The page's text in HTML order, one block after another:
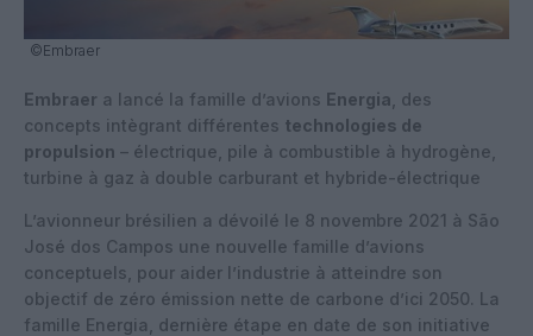
©Embraer
Embraer a lancé la famille d’avions Energia , des
concepts intègrant différentes technologies de
propulsion – électrique, pile à combustible à hydrogène,
turbine à gaz à double carburant et hybride-électrique
L’avionneur brésilien a dévoilé le 8 novembre 2021 à São
José dos Campos une nouvelle famille d’avions
conceptuels, pour aider l’industrie à atteindre son
objectif de zéro émission nette de carbone d’ici 2050. La
famille Energia, dernière étape en date de son initiative